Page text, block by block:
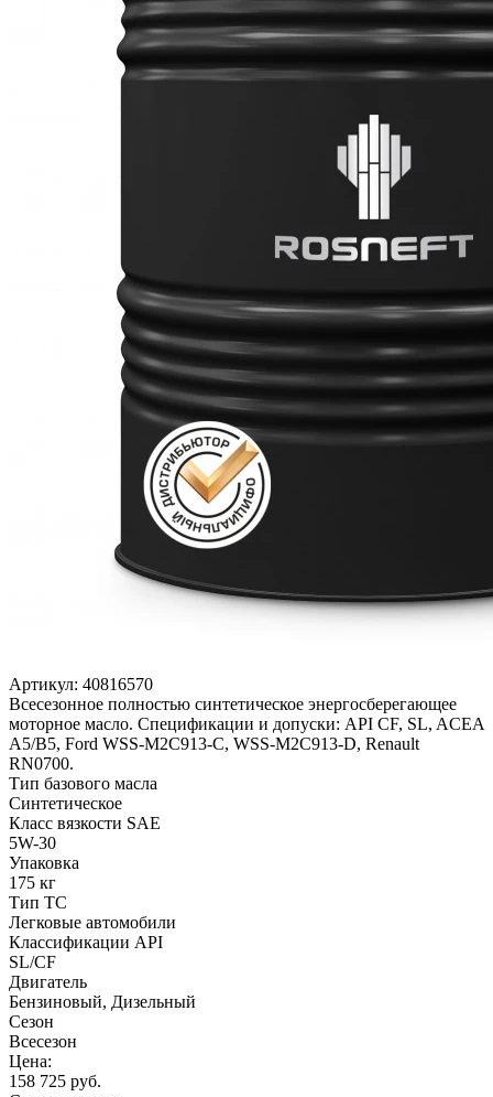
Артикул: 40816570
Всесезонное полностью синтетическое энергосберегающее
моторное масло. Спецификации и допуски: API CF, SL, ACEA
A5/B5, Ford WSS-M2C913-C, WSS-M2C913-D, Renault
RN0700.
Тип базового масла
Синтетическое
Класс вязкости SAE
5W-30
Упаковка
175 кг
Тип ТС
Легковые автомобили
Классификации API
SL/CF
Двигатель
Бензиновый, Дизельный
Сезон
Всесезон
Цена:
158 725 руб.